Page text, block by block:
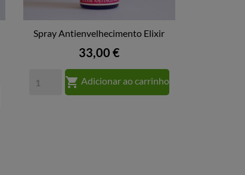
VISTA RÁPIDA
Spray Antienvelhecimento Elixir
Preço
33,00 €
 Adicionar ao carrinho